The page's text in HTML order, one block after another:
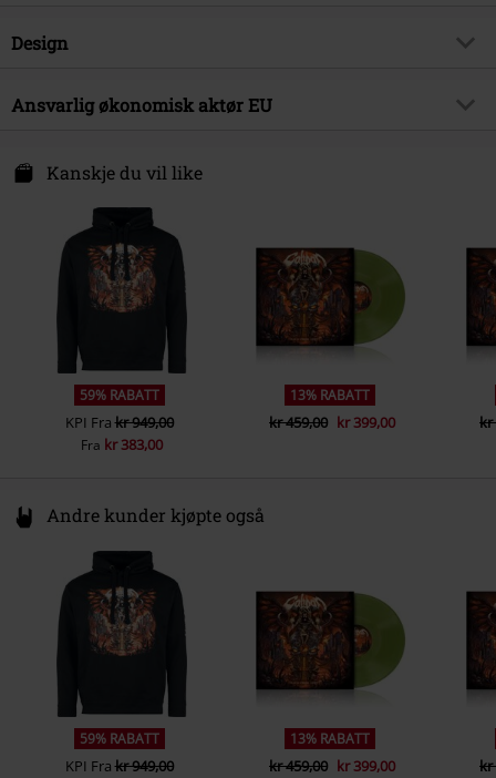
Artikkelnummer
Musikksjanger
Metalcore
Produkt kategori
Dato for offentliggjørelsen
Unisex
Design
Produkttype
LP
Farge
Ansvarlig økonomisk aktør EU
Balanstraße 73 // Haus 31
81541 München
kontakt@sonymusic.com
Kanskje du vil like
59% RABATT
KPI Frakr 949,00
Fra kr 383,00
13% RABATT
kr 459,00 kr 399,00 kr
Andre kunder kjøpte også
59% RABATT
KPI Frakr 949,00
13% RABATT
kr 459,00 kr 399,00 kr